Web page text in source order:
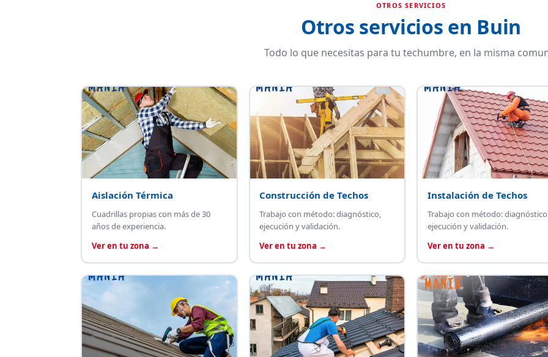
OTROS SERVICIOS
Otros servicios en Buin
Todo lo que necesitas para tu techumbre, en la misma
Aislación Térmica
Cuadrillas propias con más de 30
años de experiencia.
Ver en tu zona →
Construcción de Techos
Trabajo con método: diagnóstico,
ejecución y validación.
Ver en tu zona →
Instalación de Techos
Trabajo con método:
ejecución y validación.
Ver en tu zona →